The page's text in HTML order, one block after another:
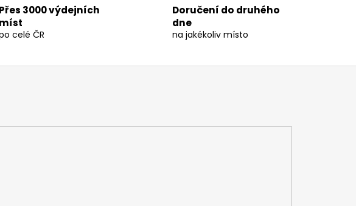
v
ý
Přes 3000 výdejních
míst
celé ČR
Doručení do druhého
dne
na jakékoliv místo